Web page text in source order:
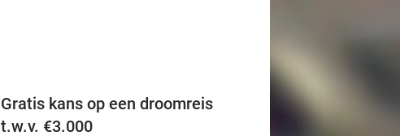
Gratis kans op een droomreis
t.w.v. €3.000